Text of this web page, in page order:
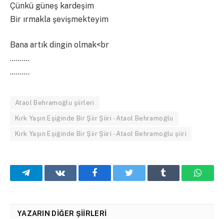
Çünkü güneş kardeşim
Bir ırmakla şevişmekteyim
Bana artık dingin olmak<br
……….
……….
Ataol Behramoğlu şiirleri
Kırk Yaşın Eşiğinde Bir Şiir Şiiri - Ataol Behramoğlu
Kırk Yaşın Eşiğinde Bir Şiir Şiiri - Ataol Behramoğlu şiiri
TelegramVKontakteFacebookTwitter
YAZARIN DIĞER ŞIIRLERI